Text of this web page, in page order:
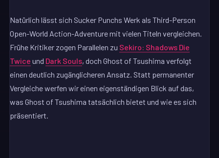
Natürlich lässt sich Sucker Punchs Werk als Third-Person
Open-World Action-Adventure mit vielen Titeln vergleichen.
Frühe Kritiker zogen Parallelen zu Sekiro: Shadows Die
Twice und Dark Souls, doch Ghost of Tsushima verfolgt
einen deutlich zugänglicheren Ansatz. Statt permanenter
Vergleiche werfen wir einen eigenständigen Blick auf das,
was Ghost of Tsushima tatsächlich bietet und wie es sich
präsentiert.